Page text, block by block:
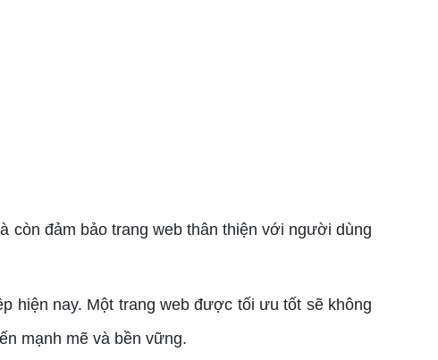
đảm bảo trang web thân thiện với người dùng
nay. Một trang web được tối ưu tốt sẽ không
mạnh mẽ và bền vững.